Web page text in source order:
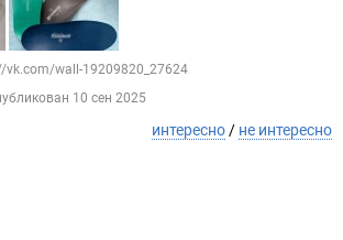
vk.com/wall-19209820_27624
10 сен 2025
интересно / не интересно